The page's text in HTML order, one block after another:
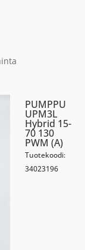
PUMPPU
UPM3L
Hybrid 15-
70 130
PWM (A)
Tuotekoodi:
34023196